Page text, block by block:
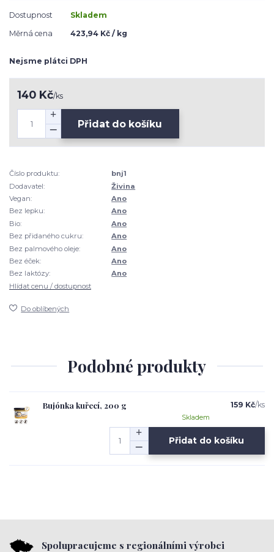
Dostupnost
Skladem
Měrná cena
423,94 Kč / kg
Nejsme plátci DPH
140 Kč/ks
Přidat do košíku
Číslo produktu:
bnj1
Dodavatel:
Živina
Vegan:
Ano
Bez lepku:
Ano
Bio:
Ano
Bez přidaného cukru:
Ano
Bez palmového oleje:
Ano
Bez éček:
Ano
Bez laktózy:
Ano
Hlídat cenu / dostupnost
Do oblíbených
Podobné produkty
Bujónka kuřecí, 200 g 159 Kč/ks
Skladem
Přidat do košíku
Spolupracujeme s regionálními výrobci